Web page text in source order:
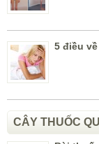
5 điều
CÂY THUỐC